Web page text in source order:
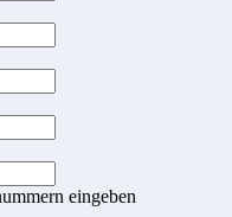
eingeben